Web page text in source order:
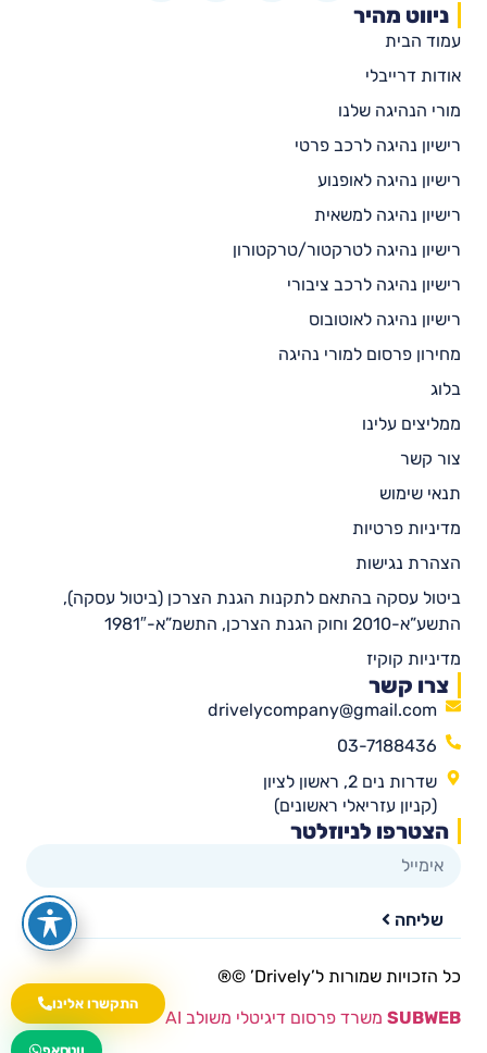
התקשרו אלינו
wa.me/535216644
ניווט מהיר
עמוד הבית
אודות דרייבלי
מורי הנהיגה שלנו
רישיון נהיגה לרכב פרטי
רישיון נהיגה לאופנוע
רישיון נהיגה למשאית
רישיון נהיגה לטרקטור/טרקטורון
רישיון נהיגה לרכב ציבורי
רישיון נהיגה לאוטובוס
מחירון פרסום למורי נהיגה
בלוג
ממליצים עלינו
צור קשר
תנאי שימוש
מדיניות פרטיות
הצהרת נגישות
ביטול עסקה בהתאם לתקנות הגנת הצרכן (ביטול עסקה),
התשע”א-2010 וחוק הגנת הצרכן, התשמ”א-1981″
מדיניות קוקיז
צרו קשר
drivelycompany@gmail.com
03-7188436
שדרות נים 2, ראשון לציון
(קניון עזריאלי ראשונים)
הצטרפו לניוזלטר
שליחה
כל הזכויות שמורות ל’Drively’ ©®​
SUBWEB משרד פרסום דיגיטלי משולב AI